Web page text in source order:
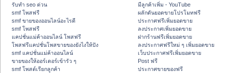
รับทำ seo ด่วน
smf โพสฟรี
smf ขายของออนไลน์อะไรดี
smf โพสฟรี
แคปชั่นแม่ค้าออนไลน์ โพสฟรี
โพสฟรีแคปชั่นโพสขายของยังไงให้ปัง
smf แคปชั่นแม่ค้าออนไลน์
ขายของให้ออร์เดอร์เข้ารัว ๆ
smf โพสต์เรียกลูกค้า
มีลูกค้าเพิ่ม - YouTube
ผลักดันยอดขายโปรโมทฟรี
ประกาศฟรีเพิ่มยอดขาย
ลงประกาศเพิ่มยอดขาย
ฝากร้านฟรีเพิ่มยอดขาย
ลงประกาศฟรีใหม่ ๆ เพิ่มยอดขาย
เว็บประกาศฟรีเพิ่มยอดขาย
Post ฟรี
ประกาศขายของฟรี